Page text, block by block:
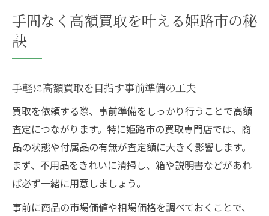
手間なく高額買取を叶える姫路市の秘
訣
手軽に高額買取を目指す事前準備の工夫
買取を依頼する際、事前準備をしっかり行うことで高額
査定につながります。特に姫路市の買取専門店では、商
品の状態や付属品の有無が査定額に大きく影響します。
まず、不用品をきれいに清掃し、箱や説明書などがあれ
ば必ず一緒に用意しましょう。
事前に商品の市場価値や相場価格を調べておくことで、